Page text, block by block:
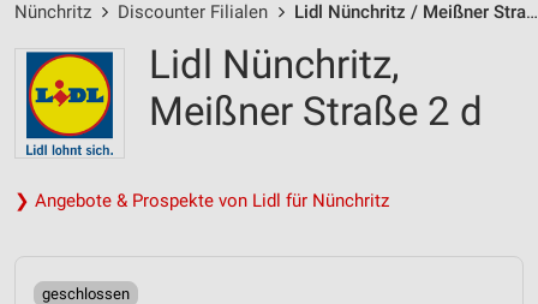
Nünchritz Discounter Filialen Lidl Nünchritz / Meißner Straße 2 d - Öffnungszeiten & Adresse
Lidl Nünchritz,
Meißner Straße 2 d
❯ Angebote & Prospekte von Lidl für Nünchritz
geschlossen